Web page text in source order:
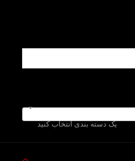
یک دسته بندی انتخاب کنید